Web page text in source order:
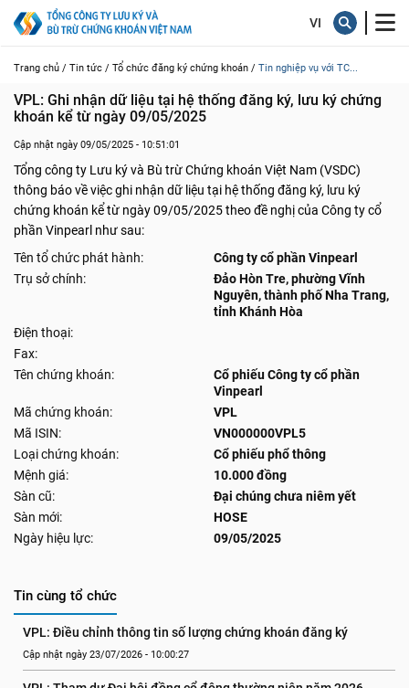
Trang chủ / Tin tức / Tổ chức đăng ký chứng khoán / Tin nghiệp vụ với TC...
VPL: Ghi nhận dữ liệu tại hệ thống đăng ký, lưu ký chứng
khoán kể từ ngày 09/05/2025
Cập nhật ngày 09/05/2025 - 10:51:01
Tổng công ty Lưu ký và Bù trừ Chứng khoán Việt Nam (VSDC)
thông báo về việc ghi nhận dữ liệu tại hệ thống đăng ký, lưu ký
chứng khoán kể từ ngày 09/05/2025 theo đề nghị của Công ty cổ
phần Vinpearl như sau:
Tên tổ chức phát hành:
Công ty cổ phần Vinpearl
Trụ sở chính:
Đảo Hòn Tre, phường Vĩnh
Nguyên, thành phố Nha Trang,
tỉnh Khánh Hòa
Điện thoại:
Fax:
Tên chứng khoán:
Cổ phiếu Công ty cổ phần
Vinpearl
Mã chứng khoán:
VPL
Mã ISIN:
VN000000VPL5
Loại chứng khoán:
Cổ phiếu phổ thông
Mệnh giá:
10.000 đồng
Sàn cũ:
Đại chúng chưa niêm yết
Sàn mới:
HOSE
Ngày hiệu lực:
09/05/2025
Tin cùng tổ chức
VPL: Điều chỉnh thông tin số lượng chứng khoán đăng ký
Cập nhật ngày 23/07/2026 - 10:00:27